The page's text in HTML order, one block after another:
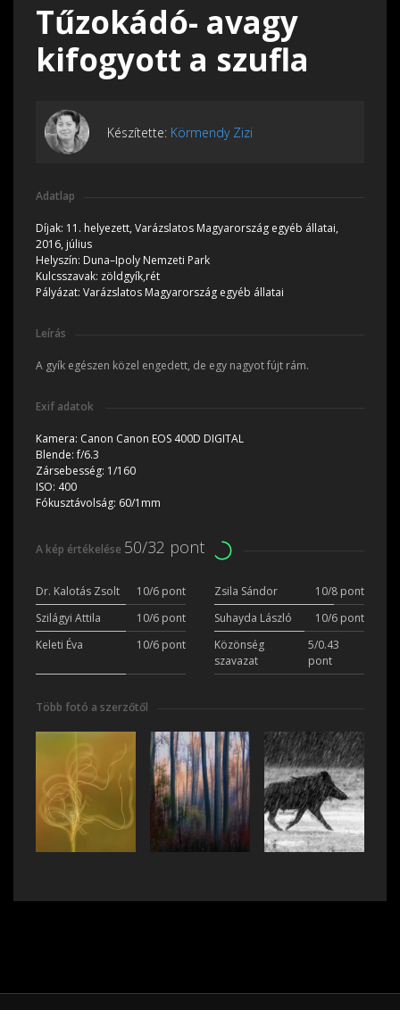
Tűzokádó- avagy
kifogyott a szufla
Készítette: Körmendy Zizi
Adatlap
Díjak: 11. helyezett, Varázslatos Magyarország egyéb állatai,
2016, július
Helyszín: Duna–Ipoly Nemzeti Park
Kulcsszavak: zöldgyík,rét
Pályázat: Varázslatos Magyarország egyéb állatai
Leírás
A gyík egészen közel engedett, de egy nagyot fújt rám.
Exif adatok
Kamera: Canon Canon EOS 400D DIGITAL
Blende:f/6.3
Zársebesség: 1/160
ISO: 400
Fókusztávolság: 60/1mm
A kép értékelése 50/32 pont
Dr. Kalotás Zsolt 10/6 pont Zsila Sándor
10/8 pont
Szilágyi Attila
10/6 pont Suhayda László
10/6 pont
Keleti Éva
10/6 pont
Közönség
szavazat
5/0.43
pont
Több fotó a szerzőtől